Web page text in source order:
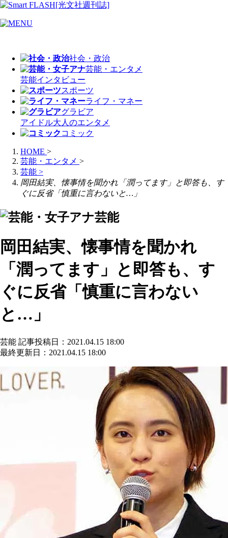
社会・政治
芸能・エンタメ
芸能インタビュー
スポーツ
ライフ・マネー
グラビア
アイドル大人のエンタメ
コミック
HOME >
芸能・エンタメ >
芸能 >
岡田結実、懐事情を聞かれ「潤ってます」と即答も、す
ぐに反省「慎重に言わないと…」
芸能
岡田結実、懐事情を聞かれ
「潤ってます」と即答も、す
ぐに反省「慎重に言わない
と…」
芸能 記事投稿日：2021.04.15 18:00
最終更新日：2021.04.15 18:00